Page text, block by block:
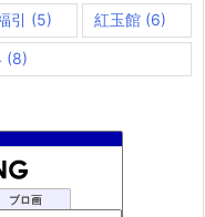
引 (5) 紅玉館(6)
(8)
ブロ画